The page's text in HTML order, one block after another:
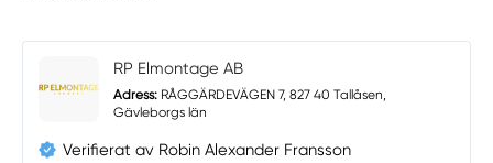
RP Elmontage AB
Adress: RÅGGÄRDEVÄGEN 7, 827 40 Tallåsen,
Gävleborgs län
Verifierat av Robin Alexander Fransson